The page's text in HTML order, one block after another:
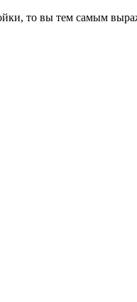
то вы тем самым